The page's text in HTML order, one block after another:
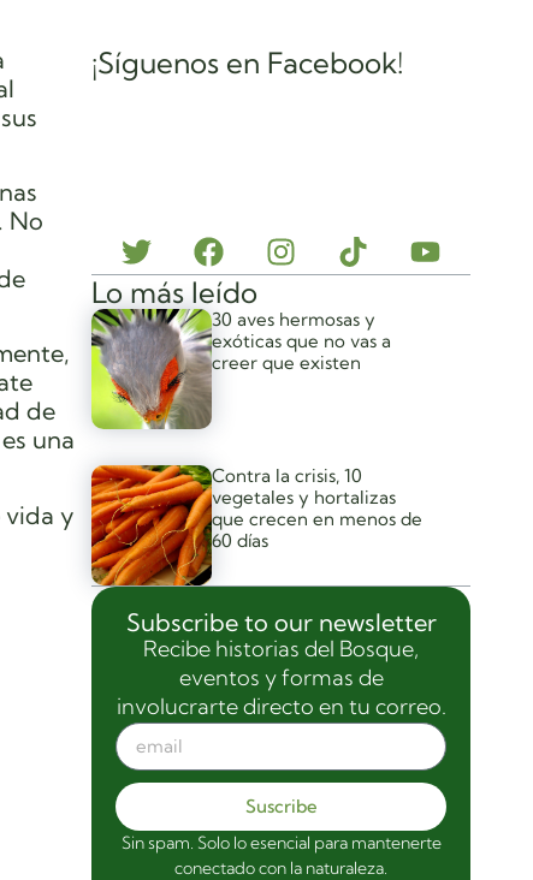
No
de
una
vida y
¡Síguenos en Facebook!
Lo más leído
30 aves hermosas y
exóticas que no vas a
creer que existen
Contra la crisis, 10
vegetales y hortalizas
que crecen en menos de
60 días
Subscribe to our newsletter
Recibe historias del Bosque,
eventos y formas de
involucrarte directo en tu correo.
Suscribe
Sin spam. Solo lo esencial para mantenerte
conectado con la naturaleza.